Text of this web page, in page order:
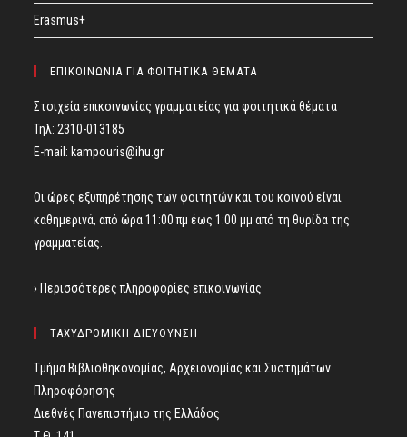
Erasmus+
ΕΠΙΚΟΙΝΩΝΙΑ ΓΙΑ ΦΟΙΤΗΤΙΚΑ ΘΕΜΑΤΑ
Στοιχεία επικοινωνίας γραμματείας για φοιτητικά θέματα
Τηλ: 2310-013185
E-mail: kampouris@ihu.gr
Οι ώρες εξυπηρέτησης των φοιτητών και του κοινού είναι
καθημερινά, από ώρα 11:00 πμ έως 1:00 μμ από τη θυρίδα της
γραμματείας.
› Περισσότερες πληροφορίες επικοινωνίας
ΤΑΧΥΔΡΟΜΙΚΗ ΔΙΕΥΘΥΝΣΗ
Τμήμα Βιβλιοθηκονομίας, Αρχειονομίας και Συστημάτων
Πληροφόρησης
Διεθνές Πανεπιστήμιο της Ελλάδος